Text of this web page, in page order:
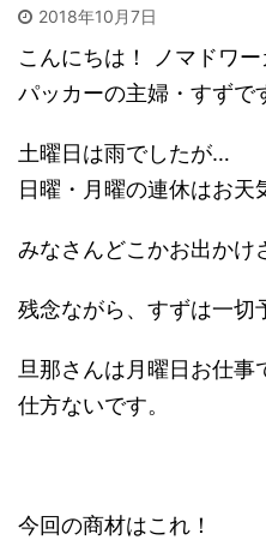
2018年10月7日
こんにちは！ ノマドワ
パッカーの主婦・すずで
土曜日は雨でしたが…
日曜・月曜の連休はお天
みなさんどこかお出かけ
残念ながら、すずは一切
旦那さんは月曜日お仕事
仕方ないです。
今回の商材はこれ！